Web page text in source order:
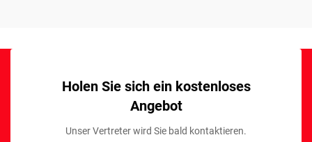
Holen Sie sich ein kostenloses
Angebot
Unser Vertreter wird Sie bald kontaktieren.